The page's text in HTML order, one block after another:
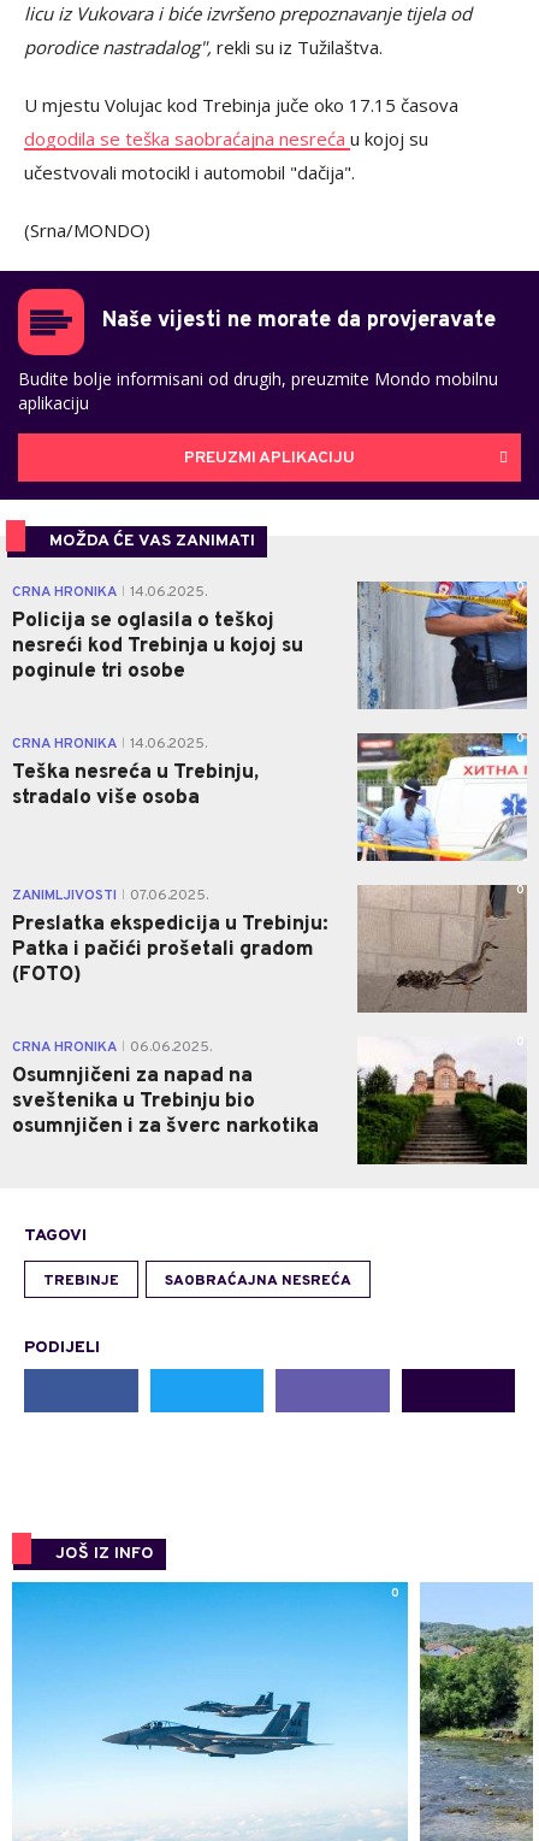
licu iz Vukovara i biće izvršeno prepoznavanje tijela od
porodice nastradalog", rekli su iz Tužilaštva.
U mjestu Volujac kod Trebinja juče oko 17.15 časova
dogodila se teška saobraćajna nesreća u kojoj su
učestvovali motocikl i automobil "dačija".
(Srna/MONDO)
Naše vijesti ne morate da provjeravate
Budite bolje informisani od drugih, preuzmite Mondo mobilnu
aplikaciju
PREUZMI APLIKACIJU
MOŽDA ĆE VAS ZANIMATI
CRNA HRONIKA 14.06.2025.
Policija se oglasila o teškoj
nesreći kod Trebinja u kojoj su
poginule tri osobe
0
CRNA HRONIKA 14.06.2025.
Teška nesreća u Trebinju,
stradalo više osoba
0
ZANIMLJIVOSTI 07.06.2025.
Preslatka ekspedicija u Trebinju:
Patka i pačići prošetali gradom
(FOTO)
0
CRNA HRONIKA 06.06.2025.
Osumnjičeni za napad na
sveštenika u Trebinju bio
osumnjičen i za šverc narkotika
0
TAGOVI
TREBINJE SAOBRAĆAJNA NESREĆA
PODIJELI
JOŠ IZ INFO
0